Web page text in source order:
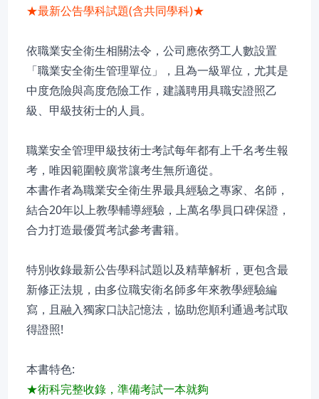
★最新公告學科試題(含共同學科)★
依職業安全衛生相關法令，公司應依勞工人數設置
「職業安全衛生管理單位」，且為一級單位，尤其是
中度危險與高度危險工作，建議聘用具職安證照乙
級、甲級技術士的人員。
職業安全管理甲級技術士考試每年都有上千名考生報
考，唯因範圍較廣常讓考生無所適從。
本書作者為職業安全衛生界最具經驗之專家、名師，
結合20年以上教學輔導經驗，上萬名學員口碑保證，
合力打造最優質考試參考書籍。
特別收錄最新公告學科試題以及精華解析，更包含最
新修正法規，由多位職安衛名師多年來教學經驗編
寫，且融入獨家口訣記憶法，協助您順利通過考試取
得證照!
本書特色:
★術科完整收錄，準備考試一本就夠